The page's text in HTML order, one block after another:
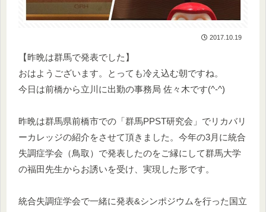
2017.10.19
【昨晩は群馬で発表でした】
おはようございます。とっても冷え込む朝ですね。
今日は前橋から立川に出勤の事務局 佐々木です(^-^)
昨晩は群馬県前橋市での「群馬PPST研究会」でリカバリ
ーカレッジの紹介をさせて頂きました。今年の3月に統合
失調症学会（鳥取）で発表したのをご縁にして群馬大学
の福田先生からお誘いを受け、実現した形です。
統合失調症学会で一緒に発表&シンポジウムを行った国立